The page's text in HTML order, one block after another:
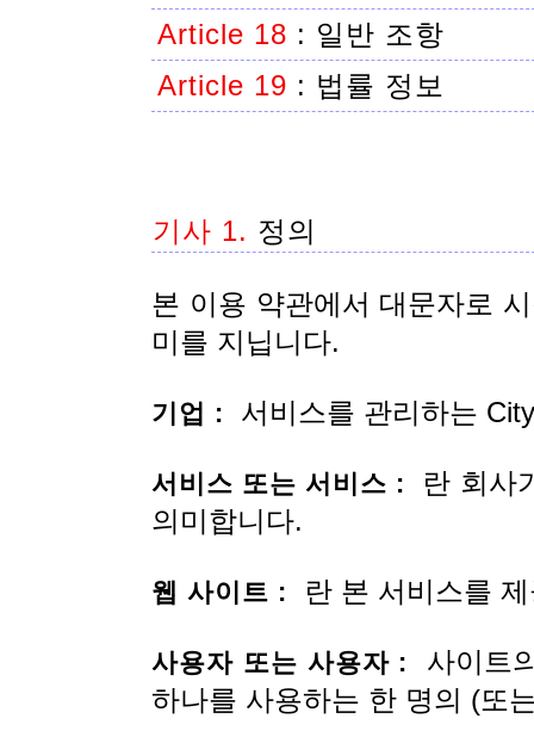
Article 18 : 일반 조항
Article 19 : 법률 정보
기사 1. 정의
본 이용 약관에서 대문자로
미를 지닙니다.
기업 : 서비스를 관리하는
서비스 또는 서비스 :
란 회사
의미합니다.
웹 사이트 : 란 본 서비스를
사용자 또는 사용자 :
사이트
하나를 사용하는 한 명의 (또